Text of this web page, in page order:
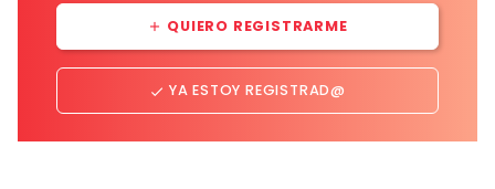
add QUIERO REGISTRARME
done YA ESTOY REGISTRAD@